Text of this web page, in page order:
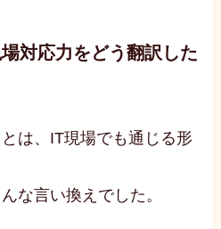
対応力をどう翻訳した
は、IT現場でも通じる形
な言い換えでした。